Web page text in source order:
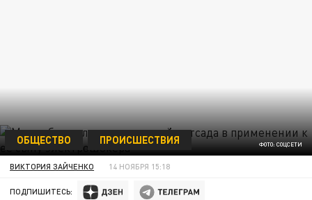
ФОТО: СОЦСЕТИ
ОБЩЕСТВО ПРОИСШЕСТВИЯ
ВИКТОРИЯ ЗАЙЧЕНКО 14 НОЯБРЯ 15:18
ПОДПИШИТЕСЬ: